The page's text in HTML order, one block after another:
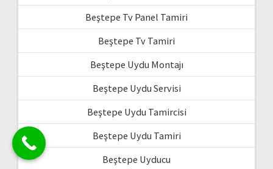
Beştepe Tv Panel Tamiri
Beştepe Tv Tamiri
Beştepe Uydu Montajı
Beştepe Uydu Servisi
Beştepe Uydu Tamircisi
Beştepe Uydu Tamiri
Beştepe Uyducu